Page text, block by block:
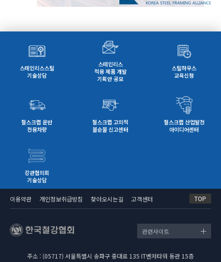
스테인리스스틸
기술상담
스테인리스
적용 제품 개발
기획안 공모
스틸하우스
교육신청
철스크랩 운반
전용차량
철스크랩 고의적
불순물 신고센터
철스크랩 산업발전
아이디어센터
강관협의회
기술상담
이용약관 개인정보취급방침 찾아오시는길 고객센터
주소 : (05717) 서울특별시 송파구 중대로 135 IT벤쳐타워 동관 15층
관련사이트
TOP